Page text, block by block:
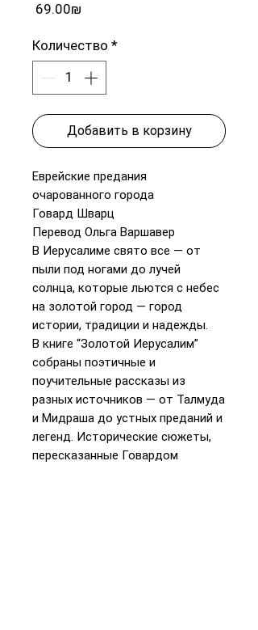
‏69.00 ‏₪
Количество *
Добавить в корзину
Еврейские предания
очарованного города
Говард Шварц
Перевод Ольга Варшавер
В Иерусалиме свято все — от
пыли под ногами до лучей
солнца, которые льются с небес
на золотой город — город
истории, традиции и надежды.
В книге “Золотой Иерусалим”
собраны поэтичные и
поучительные рассказы из
разных источников — от Талмуда
и Мидраша до устных преданий и
легенд. Исторические сюжеты,
пересказанные Говардом